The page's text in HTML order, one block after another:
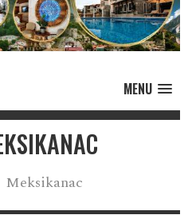
MENU
Meksikanac